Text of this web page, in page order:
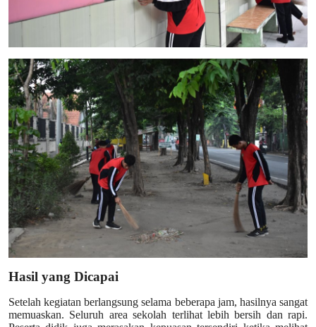
Hasil yang Dicapai
Setelah kegiatan berlangsung selama beberapa jam, hasilnya sangat
memuaskan. Seluruh area sekolah terlihat lebih bersih dan rapi.